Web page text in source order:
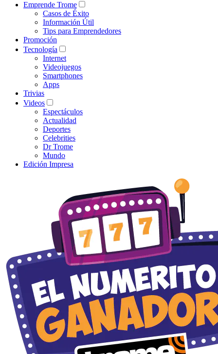
Emprende Trome
Casos de Éxito
Información Útil
Tips para Emprendedores
Promoción
Tecnología
Internet
Videojuegos
Smartphones
Apps
Trivias
Videos
Espectáculos
Actualidad
Deportes
Celebrities
Dr Trome
Mundo
Edición Impresa